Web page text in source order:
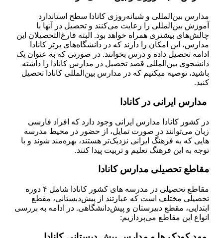
مدارس بین‌المللی و شبانه‌روزی کانادا سطح استاندارد
آموزش بین‌المللی را رعایت می‌کنند و تحصیل در آنها با
چالش‌های بیشتری همراه خواهد بود. البته فارغ‌التحصیلان این
مدارس، این امکان را دارند که در دانشگاه‌های برتر کانادا
ادامه تحصیل داده و درس بخوانند. در صورتی که به‌ عنوان یک
دانشجوی بین‌المللی قصد تحصیل در مدارس کانادا را داشته
باشید، توصیه می­کنیم که در مدارس بین‌المللی کانادا تحصیل
کنید.
مدارس ایرانی در کانادا
در کشور کانادا مدارس ایرانی وجود دارد که افراد فارسی
زبان می‌توانند در صورت تمایل، از حضور در محیط مدرسه
هایی که به فرهنگ ایرانی نزدیک‌تر هستند، بهره‌مند شوند و با
توجه به این فرهنگ تعلیم و تربیت پیدا کنند.
مقاطع تحصیلی مدارس کانادا
مقاطع تحصیلی در مدرسه های کشور کانادا شامل ۴ دوره
تحصیلی مختلف است که عبارتند از پیش‌دبستانی، مقطع
ابتدایی، مقطع دبیرستان و پیش‌دانشگاهی. در ادامه به بررسی
انواع این مقاطع می‌پردازیم: